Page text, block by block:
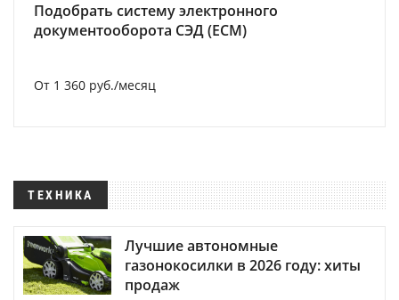
Подобрать систему электронного
документооборота СЭД (ECM)
От 1 360 руб./месяц
ТЕХНИКА
Лучшие автономные
газонокосилки в 2026 году: хиты
продаж